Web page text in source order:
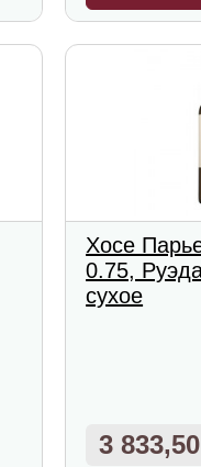
Хосе
0.75,
сухое
3